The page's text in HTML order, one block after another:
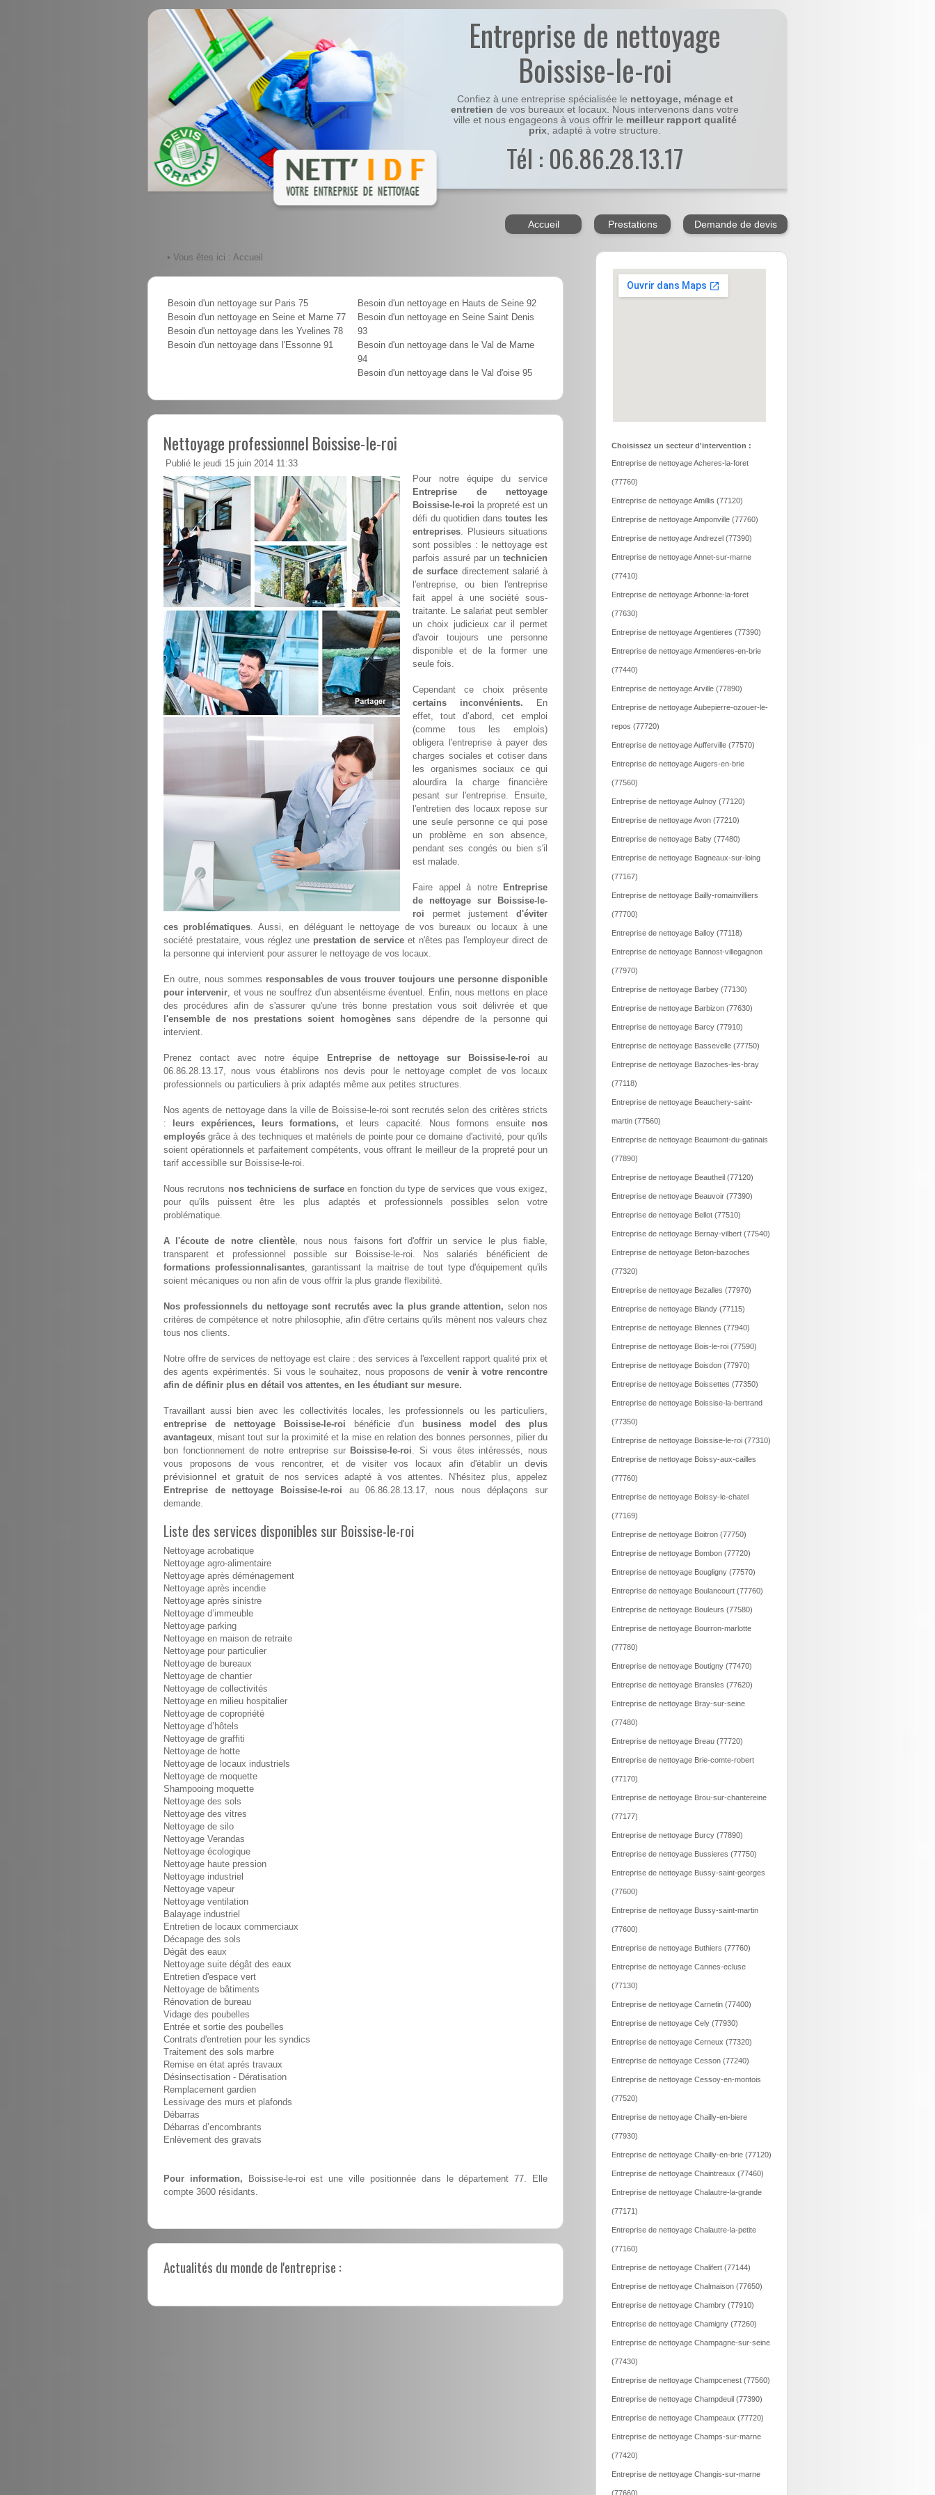
Entreprise de nettoyage
Boissise-le-roi
Confiez à une entreprise spécialisée le nettoyage, ménage et
entretien de vos bureaux et locaux. Nous intervenons dans votre
ville et nous engageons à vous offrir le meilleur rapport qualité
prix, adapté à votre structure.
Tél : 06.86.28.13.17
Accueil Prestations Demande de devis
• Vous êtes ici : Accueil
Besoin d'un nettoyage sur Paris 75
Besoin d'un nettoyage en Seine et Marne 77
Besoin d'un nettoyage dans les Yvelines 78
Besoin d'un nettoyage dans l'Essonne 91
Besoin d'un nettoyage en Hauts de Seine 92
Besoin d'un nettoyage en Seine Saint Denis
93
Besoin d'un nettoyage dans le Val de Marne
94
Besoin d'un nettoyage dans le Val d'oise 95
Nettoyage professionnel Boissise-le-roi
Publié le jeudi 15 juin 2014 11:33
Pour notre équipe du service
Entreprise de nettoyage
Boissise-le-roi la propreté est un
défi du quotidien danstoutes les
entreprises. Plusieurs situations
sont possibles : le nettoyage est
parfois assuré par un technicien
de surface directement salarié à
l'entreprise, ou bien l'entreprise
fait appel à une société sous-
traitante. Le salariat peut sembler
un choix judicieux car il permet
d'avoir toujours une personne
disponible et de la former une
seule fois.
Cependant ce choix présente
certains inconvénients. En
effet, tout d‘abord, cet emploi
(comme tous les emplois)
obligera l'entreprise à payer des
charges sociales et cotiser dans
les organismes sociaux ce qui
alourdira la charge financière
pesant sur l'entreprise. Ensuite,
l'entretien des locaux repose sur
une seule personne ce qui pose
un problème en son absence,
pendant ses congés ou bien s'il
est malade.
Faire appel à notre
Entreprise
de nettoyage sur Boissise-le-
roi permet justement d'éviter
ces problématiques. Aussi, en déléguant le nettoyage de vos bureaux ou locaux à une
société prestataire, vous réglez une prestation de serviceet n'êtes pas l'employeur direct de
la personne qui intervient pour assurer le nettoyage de vos locaux.
En outre, nous sommes responsables de vous trouver toujours une personne disponible
pour intervenir, et vous ne souffrez d'un absentéisme éventuel. Enfin, nous mettons en place
des procédures afin de s'assurer qu'une très bonne prestation vous soit délivrée et que
l'ensemble de nos prestations soient homogènessans dépendre de la personne qui
intervient.
Prenez contact avec notre équipe Entreprise de nettoyage sur Boissise-le-roi au
06.86.28.13.17, nous vous établirons nos devis pour le nettoyage complet de vos locaux
professionnels ou particuliers à prix adaptés même aux petites structures.
Nos agents de nettoyage dans la ville de Boissise-le-roi sont recrutés selon des critères stricts
:
leurs expériences, leurs formations, et leurs capacité. Nous formons ensuite nos
employés grâce à des techniques et matériels de pointe pour ce domaine d'activité, pour qu'ils
soient opérationnels et parfaitement compétents, vous offrant le meilleur de la propreté pour un
tarif accessiblle sur Boissise-le-roi.
Nous recrutons nos techniciens de surfaceen fonction du type de services que vous exigez,
pour qu'ils puissent être les plus adaptés et professionnels possibles selon votre
problématique.
A l'écoute de notre clientèle, nous nous faisons fort d'offrir un service le plus fiable,
transparent et professionnel possible sur Boissise-le-roi. Nos salariés bénéficient de
formations professionnalisantes, garantissant la maitrise de tout type d'équipement qu'ils
soient mécaniques ou non afin de vous offrir la plus grande flexibilité.
Nos professionnels du nettoyage sont recrutés avec la plus grande attention, selon nos
critères de compétence et notre philosophie, afin d'être certains qu'ils mènent nos valeurs chez
tous nos clients.
Notre offre de services de nettoyage est claire : des services à l'excellent rapport qualité prix et
des agents expérimentés. Si vous le souhaitez, nous proposons de venir à votre rencontre
afin de définir plus en détail vos attentes, en les étudiant sur mesure.
Travaillant aussi bien avec les collectivités locales, les professionnels ou les particuliers,
entreprise de nettoyage Boissise-le-roi bénéficie d'un
business model des plus
avantageux, misant tout sur la proximité et la mise en relation des bonnes personnes, pilier du
bon fonctionnement de notre entreprise sur Boissise-le-roi. Si vous êtes intéressés, nous
vous proposons de vous rencontrer, et de visiter vos locaux afin d'établir un devis
prévisionnel et gratuit de nos services adapté à vos attentes. N'hésitez plus, appelez
Entreprise de nettoyage Boissise-le-roi au 06.86.28.13.17, nous nous déplaçons sur
demande.
Liste des services disponibles sur Boissise-le-roi
Nettoyage acrobatique
Nettoyage agro-alimentaire
Nettoyage après déménagement
Nettoyage après incendie
Nettoyage après sinistre
Nettoyage d’immeuble
Nettoyage parking
Nettoyage en maison de retraite
Nettoyage pour particulier
Nettoyage de bureaux
Nettoyage de chantier
Nettoyage de collectivités
Nettoyage en milieu hospitalier
Nettoyage de copropriété
Nettoyage d’hôtels
Nettoyage de graffiti
Nettoyage de hotte
Nettoyage de locaux industriels
Nettoyage de moquette
Shampooing moquette
Nettoyage des sols
Nettoyage des vitres
Nettoyage de silo
Nettoyage Verandas
Nettoyage écologique
Nettoyage haute pression
Nettoyage industriel
Nettoyage vapeur
Nettoyage ventilation
Balayage industriel
Entretien de locaux commerciaux
Décapage des sols
Dégât des eaux
Nettoyage suite dégât des eaux
Entretien d'espace vert
Nettoyage de bâtiments
Rénovation de bureau
Vidage des poubelles
Entrée et sortie des poubelles
Contrats d'entretien pour les syndics
Traitement des sols marbre
Remise en état aprés travaux
Désinsectisation - Dératisation
Remplacement gardien
Lessivage des murs et plafonds
Débarras
Débarras d’encombrants
Enlèvement des gravats
Pour information, Boissise-le-roi est une ville positionnée dans le département 77. Elle
compte 3600 résidants.
Actualités du monde de l'entreprise :
Choisissez un secteur d'intervention :
Entreprise de nettoyage Acheres-la-foret
(77760)
Entreprise de nettoyage Amillis (77120)
Entreprise de nettoyage Amponville (77760)
Entreprise de nettoyage Andrezel (77390)
Entreprise de nettoyage Annet-sur-marne
(77410)
Entreprise de nettoyage Arbonne-la-foret
(77630)
Entreprise de nettoyage Argentieres (77390)
Entreprise de nettoyage Armentieres-en-brie
(77440)
Entreprise de nettoyage Arville (77890)
Entreprise de nettoyage Aubepierre-ozouer-le-
repos (77720)
Entreprise de nettoyage Aufferville (77570)
Entreprise de nettoyage Augers-en-brie
(77560)
Entreprise de nettoyage Aulnoy (77120)
Entreprise de nettoyage Avon (77210)
Entreprise de nettoyage Baby (77480)
Entreprise de nettoyage Bagneaux-sur-loing
(77167)
Entreprise de nettoyage Bailly-romainvilliers
(77700)
Entreprise de nettoyage Balloy (77118)
Entreprise de nettoyage Bannost-villegagnon
(77970)
Entreprise de nettoyage Barbey (77130)
Entreprise de nettoyage Barbizon (77630)
Entreprise de nettoyage Barcy (77910)
Entreprise de nettoyage Bassevelle (77750)
Entreprise de nettoyage Bazoches-les-bray
(77118)
Entreprise de nettoyage Beauchery-saint-
martin (77560)
Entreprise de nettoyage Beaumont-du-gatinais
(77890)
Entreprise de nettoyage Beautheil (77120)
Entreprise de nettoyage Beauvoir (77390)
Entreprise de nettoyage Bellot (77510)
Entreprise de nettoyage Bernay-vilbert (77540)
Entreprise de nettoyage Beton-bazoches
(77320)
Entreprise de nettoyage Bezalles (77970)
Entreprise de nettoyage Blandy (77115)
Entreprise de nettoyage Blennes (77940)
Entreprise de nettoyage Bois-le-roi (77590)
Entreprise de nettoyage Boisdon (77970)
Entreprise de nettoyage Boissettes (77350)
Entreprise de nettoyage Boissise-la-bertrand
(77350)
Entreprise de nettoyage Boissise-le-roi (77310)
Entreprise de nettoyage Boissy-aux-cailles
(77760)
Entreprise de nettoyage Boissy-le-chatel
(77169)
Entreprise de nettoyage Boitron (77750)
Entreprise de nettoyage Bombon (77720)
Entreprise de nettoyage Bougligny (77570)
Entreprise de nettoyage Boulancourt (77760)
Entreprise de nettoyage Bouleurs (77580)
Entreprise de nettoyage Bourron-marlotte
(77780)
Entreprise de nettoyage Boutigny (77470)
Entreprise de nettoyage Bransles (77620)
Entreprise de nettoyage Bray-sur-seine
(77480)
Entreprise de nettoyage Breau (77720)
Entreprise de nettoyage Brie-comte-robert
(77170)
Entreprise de nettoyage Brou-sur-chantereine
(77177)
Entreprise de nettoyage Burcy (77890)
Entreprise de nettoyage Bussieres (77750)
Entreprise de nettoyage Bussy-saint-georges
(77600)
Entreprise de nettoyage Bussy-saint-martin
(77600)
Entreprise de nettoyage Buthiers (77760)
Entreprise de nettoyage Cannes-ecluse
(77130)
Entreprise de nettoyage Carnetin (77400)
Entreprise de nettoyage Cely (77930)
Entreprise de nettoyage Cerneux (77320)
Entreprise de nettoyage Cesson (77240)
Entreprise de nettoyage Cessoy-en-montois
(77520)
Entreprise de nettoyage Chailly-en-biere
(77930)
Entreprise de nettoyage Chailly-en-brie (77120)
Entreprise de nettoyage Chaintreaux (77460)
Entreprise de nettoyage Chalautre-la-grande
(77171)
Entreprise de nettoyage Chalautre-la-petite
(77160)
Entreprise de nettoyage Chalifert (77144)
Entreprise de nettoyage Chalmaison (77650)
Entreprise de nettoyage Chambry (77910)
Entreprise de nettoyage Chamigny (77260)
Entreprise de nettoyage Champagne-sur-seine
(77430)
Entreprise de nettoyage Champcenest (77560)
Entreprise de nettoyage Champdeuil (77390)
Entreprise de nettoyage Champeaux (77720)
Entreprise de nettoyage Champs-sur-marne
(77420)
Entreprise de nettoyage Changis-sur-marne
(77660)